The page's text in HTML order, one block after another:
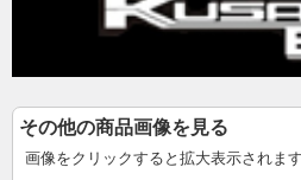
その他の商品画像を見る
画像をクリックすると拡大表示されます